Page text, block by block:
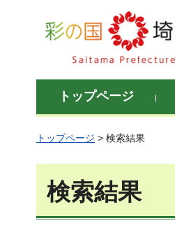
彩の国 埼玉県
トップページ
トップページ > 検索結果
検索結果